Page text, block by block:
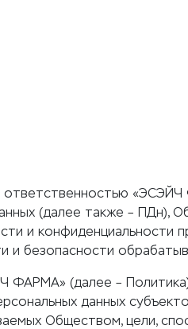
ответственностью
(далее также – ПДн),
и конфиденциальности
безопасности
(далее –
данных
Обществом, цели,